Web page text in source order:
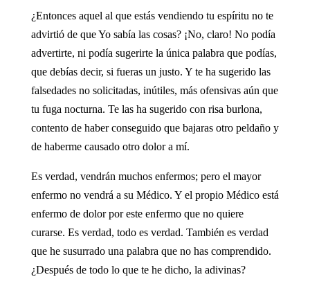
¿Entonces aquel al que estás vendiendo tu espíritu no te
advirtió de que Yo sabía las cosas? ¡No, claro! No podía
advertirte, ni podía sugerirte la única palabra que podías,
que debías decir, si fueras un justo. Y te ha sugerido las
falsedades no solicitadas, inútiles, más ofensivas aún que
tu fuga nocturna. Te las ha sugerido con risa burlona,
contento de haber conseguido que bajaras otro peldaño y
de haberme causado otro dolor a mí.
Es verdad, vendrán muchos enfermos; pero el mayor
enfermo no vendrá a su Médico. Y el propio Médico está
enfermo de dolor por este enfermo que no quiere
curarse. Es verdad, todo es verdad. También es verdad
que he susurrado una palabra que no has comprendido.
¿Después de todo lo que te he dicho, la adivinas?